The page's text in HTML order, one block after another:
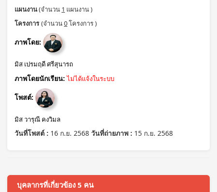
แผนงาน(จำนวน 1 แผนงาน )
โครงการ (จำนวน0โครงการ )
ภาพโดย:
มิส เปรมฤดี ศรีสุนารถ
ภาพโดยนักเรียน: ไม่ได้แจ้งในระบบ
โพสต์:
มิส วารุณี คงวิมล
วันที่โพสต์ : 16 ก.ย. 2568 วันที่ถ่ายภาพ : 15 ก.ย. 2568
บุคลากรที่เกี่ยวข้อง 5 คน